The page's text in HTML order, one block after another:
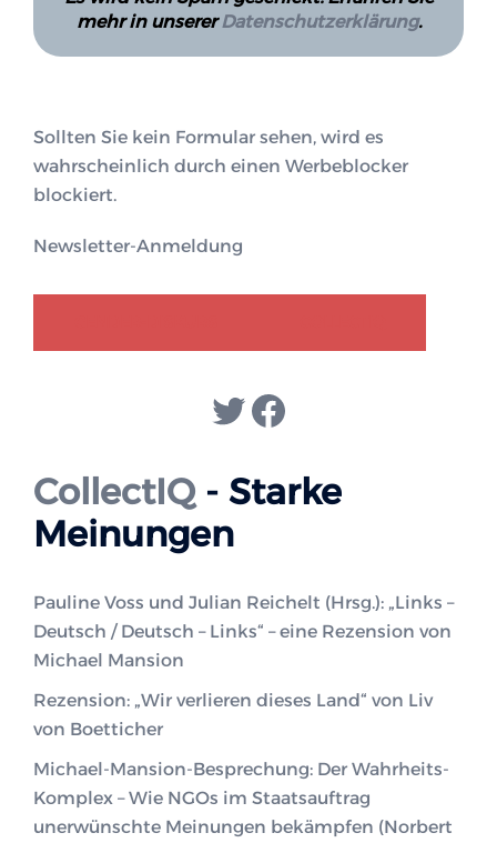
mehr in unsererDatenschutzerklärung.
Sollten Sie kein Formular sehen, wird es
wahrscheinlich durch einen Werbeblocker
blockiert.
Newsletter-Anmeldung
Twitter
Facebook
CollectIQ- Starke
Meinungen
Pauline Voss und Julian Reichelt (Hrsg.): „Links –
Deutsch / Deutsch – Links“ – eine Rezension von
Michael Mansion
Rezension: „Wir verlieren dieses Land“ von Liv
von Boetticher
Michael-Mansion-Besprechung: Der Wahrheits-
Komplex – Wie NGOs im Staatsauftrag
unerwünschte Meinungen bekämpfen (Norbert